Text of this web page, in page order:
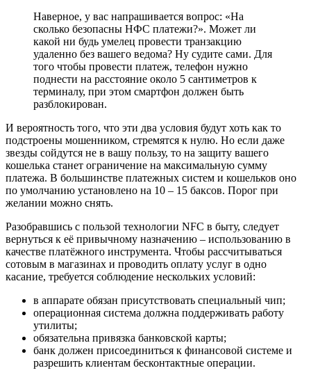
Наверное, у вас напрашивается вопрос: «На
сколько безопасны НФС платежи?». Может ли
какой ни будь умелец провести транзакцию
удаленно без вашего ведома? Ну судите сами. Для
того чтобы провести платеж, телефон нужно
поднести на расстояние около 5 сантиметров к
терминалу, при этом смартфон должен быть
разблокирован.
И вероятность того, что эти два условия будут хоть как то
подстроены мошенником, стремятся к нулю. Но если даже
звезды сойдутся не в вашу пользу, то на защиту вашего
кошелька станет ограничение на максимальную сумму
платежа. В большинстве платежных систем и кошельков оно
по умолчанию установлено на 10 – 15 баксов. Порог при
желании можно снять.
Разобравшись с пользой технологии NFC в быту, следует
вернуться к её привычному назначению – использованию в
качестве платёжного инструмента. Чтобы рассчитываться
сотовым в магазинах и проводить оплату услуг в одно
касание, требуется соблюдение нескольких условий:
в аппарате обязан присутствовать специальный чип;
операционная система должна поддерживать работу
утилиты;
обязательна привязка банковской карты;
банк должен присоединиться к финансовой системе и
разрешить клиентам бесконтактные операции.